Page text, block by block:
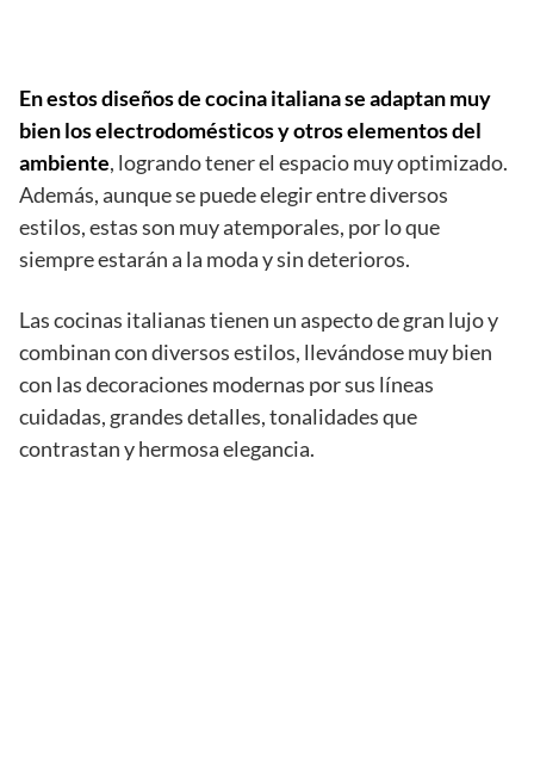
En estos diseños de cocina italiana se adaptan muy
bien los electrodomésticos y otros elementos del
ambiente, logrando tener el espacio muy optimizado.
Además, aunque se puede elegir entre diversos
estilos, estas son muy atemporales, por lo que
siempre estarán a la moda y sin deterioros.
Las cocinas italianas tienen un aspecto de gran lujo y
combinan con diversos estilos, llevándose muy bien
con las decoraciones modernas por sus líneas
cuidadas, grandes detalles, tonalidades que
contrastan y hermosa elegancia.